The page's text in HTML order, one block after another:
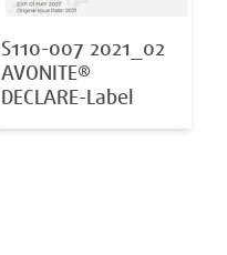
S110-007 2021_02
AVONITE®
DECLARE-Label